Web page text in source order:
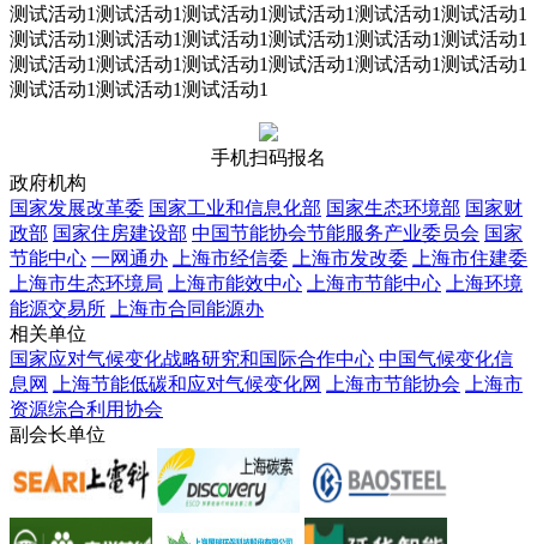
测试活动1测试活动1测试活动1测试活动1测试活动1测试活动1
测试活动1测试活动1测试活动1测试活动1测试活动1测试活动1
测试活动1测试活动1测试活动1测试活动1测试活动1测试活动1
测试活动1测试活动1测试活动1
手机扫码报名
政府机构
国家发展改革委 国家工业和信息化部 国家生态环境部 国家财
政部 国家住房建设部 中国节能协会节能服务产业委员会 国家
节能中心 一网通办 上海市经信委 上海市发改委
上海市住建委
上海市生态环境局
上海市能效中心 上海市节能中心
上海环境
能源交易所
上海市合同能源办
相关单位
国家应对气候变化战略研究和国际合作中心 中国气候变化信
息网
上海节能低碳和应对气候变化网 上海市节能协会
上海市
资源综合利用协会
副会长单位